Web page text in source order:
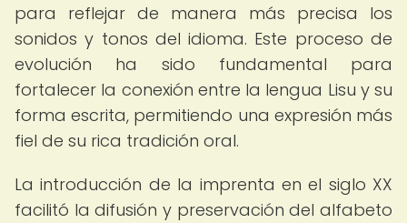
para reflejar de manera más precisa los
sonidos y tonos del idioma. Este proceso de
evolución ha sido fundamental para
fortalecer la conexión entre la lengua Lisu y su
forma escrita, permitiendo una expresión más
fiel de su rica tradición oral.
La introducción de la imprenta en el siglo XX
facilitó la difusión y preservación del alfabeto